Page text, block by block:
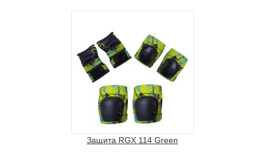
Защита RGX 114 Green